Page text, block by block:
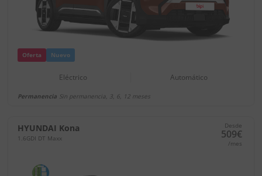
Oferta Nuevo
Eléctrico Automático
Permanencia Sin permanencia, 3, 6, 12 meses
HYUNDAI Kona
1.6GDI DT Maxx
Desde
509€
/mes